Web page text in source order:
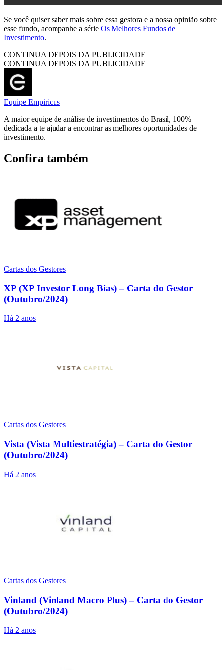
Se você quiser saber mais sobre essa gestora e a nossa opinião sobre
esse fundo, acompanhe a série Os Melhores Fundos de
Investimento.
CONTINUA DEPOIS DA PUBLICIDADE
CONTINUA DEPOIS DA PUBLICIDADE
Equipe Empiricus
A maior equipe de análise de investimentos do Brasil, 100%
dedicada a te ajudar a encontrar as melhores oportunidades de
investimento.
Confira também
Cartas dos Gestores
XP (XP Investor Long Bias) – Carta do Gestor
(Outubro/2024)
Há 2 anos
Cartas dos Gestores
Vista (Vista Multiestratégia) – Carta do Gestor
(Outubro/2024)
Há 2 anos
Cartas dos Gestores
Vinland (Vinland Macro Plus) – Carta do Gestor
(Outubro/2024)
Há 2 anos